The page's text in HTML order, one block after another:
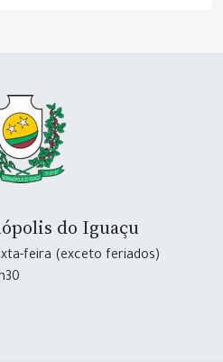
do Iguaçu
feira (exceto feriados)